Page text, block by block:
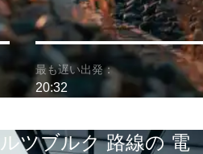
最も遅い出発：
20:32
ツブルク 路線の 電